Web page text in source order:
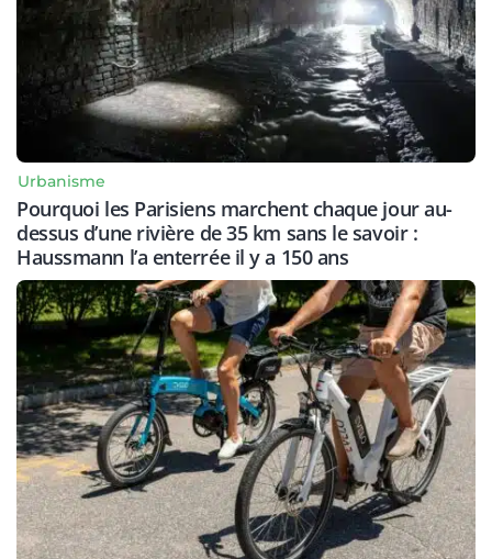
Urbanisme
Pourquoi les Parisiens marchent chaque jour au-
dessus d’une rivière de 35 km sans le savoir :
Haussmann l’a enterrée il y a 150 ans